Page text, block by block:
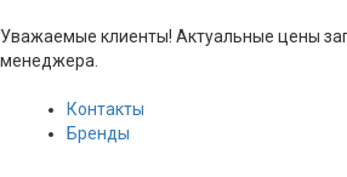
Уважаемые клиенты! Актуальные цены
менеджера.
Контакты
Бренды